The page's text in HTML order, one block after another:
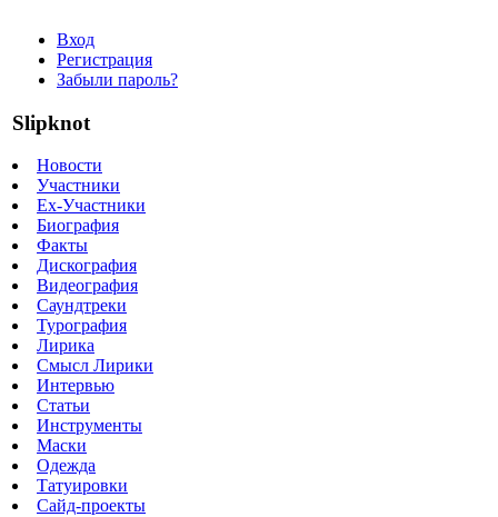
Вход
Регистрация
Забыли пароль?
Slipknot
Новости
Участники
Ex-Участники
Биография
Факты
Дискография
Видеография
Саундтреки
Турография
Лирика
Смысл Лирики
Интервью
Статьи
Инструменты
Маски
Одежда
Татуировки
Сайд-проекты